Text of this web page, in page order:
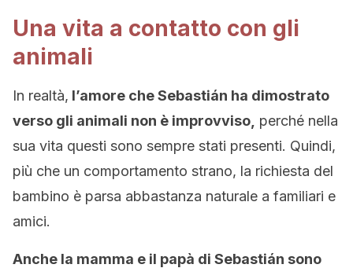
Una vita a contatto con gli
animali
In realtà, l’amore che Sebastián ha dimostrato
verso gli animali non è improvviso, perché nella
sua vita questi sono sempre stati presenti. Quindi,
più che un comportamento strano, la richiesta del
bambino è parsa abbastanza naturale a familiari e
amici.
Anche la mamma e il papà di Sebastián sono